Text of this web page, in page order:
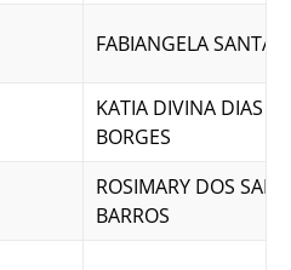
FABIANGELA
KATIA DIVINA DIAS
BORGES
ROSIMARY DOS
BARROS